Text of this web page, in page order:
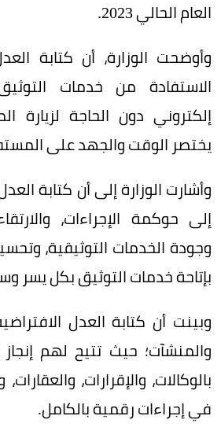
العام الحالي 2023.
وأوضحت الوزارة، أن كتابة
الاستفادة من خدمات
إلكتروني دون الحاجة لزيارة
يختصر الوقت والجهد على
وأشارت الوزارة إلى أن كتابة
إلى حوكمة الإجراءات،
وجودة الخدمات التوثيقية،
بإتاحة خدمات التوثيق بكل يسر
وبينت أن كتابة العدل
والمنشآت؛ حيث تتيح لهم
بالوكالات، والإقرارات،
في إجراءات رقمية بالكامل.